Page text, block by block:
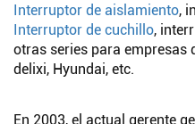
Interruptor de aislamiento,
Interruptor de cuchillo,
otras series para empresas
delixi, Hyundai, etc.
En 2003, el actual gerente